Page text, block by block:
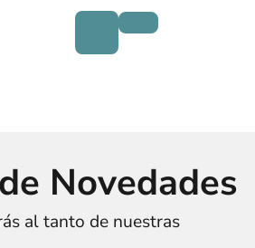
Novedades
al tanto de nuestras